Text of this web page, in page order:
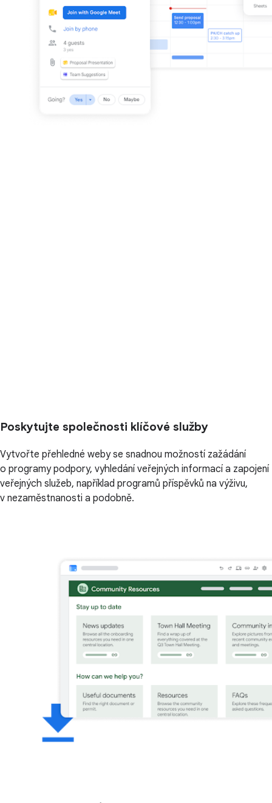
Poskytujte společnosti klíčové služby
Vytvořte přehledné weby se snadnou možností zažádání
o programy podpory, vyhledání veřejných informací a zapojení
veřejných služeb, například programů příspěvků na výživu,
v nezaměstnanosti a podobně.